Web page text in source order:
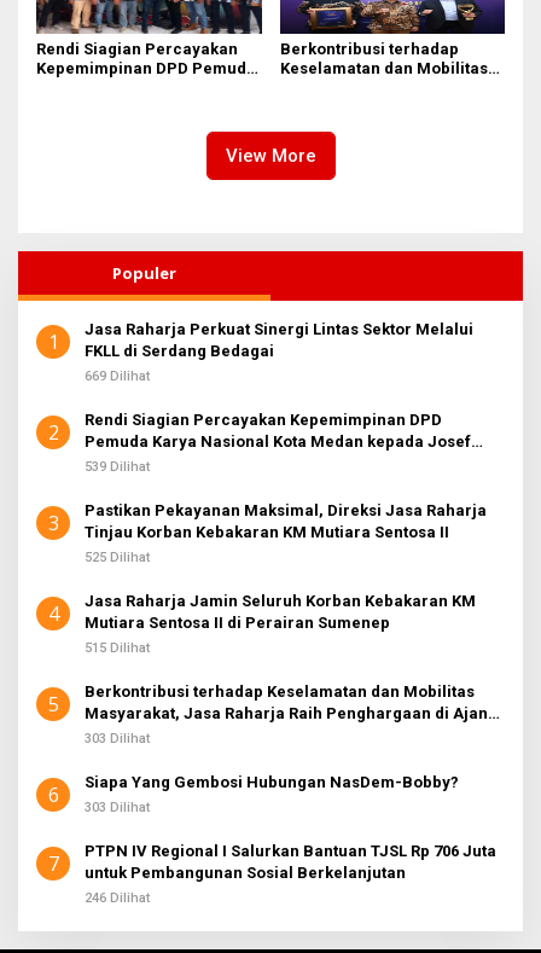
Rendi Siagian Percayakan
Kepemimpinan DPD Pemuda
Berkontribusi terhadap
Keselamatan dan Mobilitas
Awards 2026
View More
Populer
1
Jasa Raharja Perkuat Sinergi Lintas Sektor Melalui
FKLL di Serdang Bedagai
669 Dilihat
2
Rendi Siagian Percayakan Kepemimpinan DPD
Pemuda Karya Nasional Kota Medan kepada Josef
Sembiring
539 Dilihat
3
Pastikan Pekayanan Maksimal, Direksi Jasa Raharja
Tinjau Korban Kebakaran KM Mutiara Sentosa II
525 Dilihat
4
Jasa Raharja Jamin Seluruh Korban Kebakaran KM
Mutiara Sentosa II di Perairan Sumenep
515 Dilihat
5
Berkontribusi terhadap Keselamatan dan Mobilitas
Masyarakat, Jasa Raharja Raih Penghargaan di Ajang
Transportasi Indonesia Awards 2026
303 Dilihat
6 Siapa Yang Gembosi Hubungan NasDem-Bobby?
303 Dilihat
7
PTPN IV Regional I Salurkan Bantuan TJSL Rp 706 Juta
untuk Pembangunan Sosial Berkelanjutan
246 Dilihat